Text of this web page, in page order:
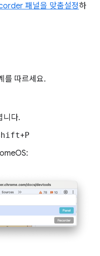
패널을 맞춤설정하
를 따르세요.
니다.
+P